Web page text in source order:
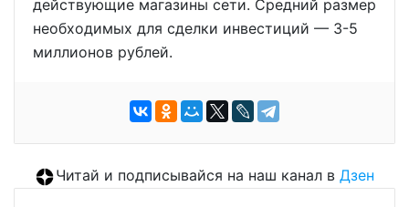
действующие магазины сети. Средний размер
необходимых для сделки инвестиций — 3-5
миллионов рублей.
Читай и подписывайся на наш канал в Дзен